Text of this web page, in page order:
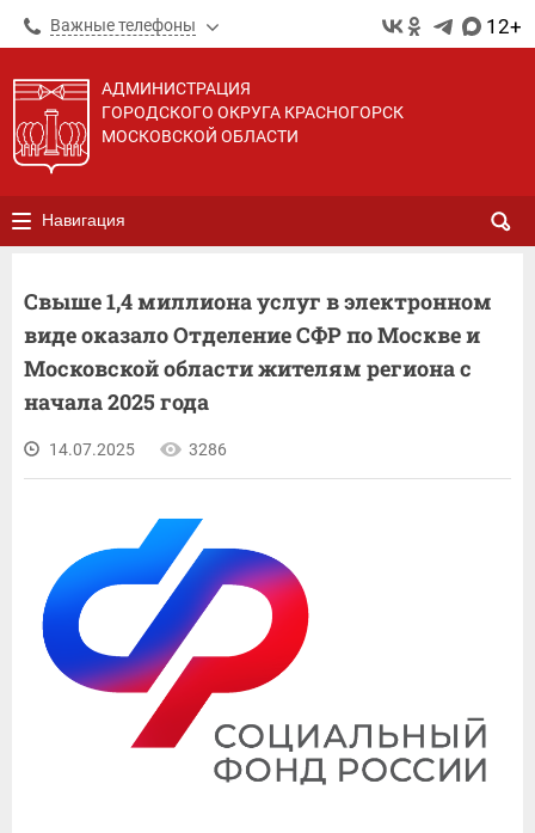
Важные телефоны 12+
АДМИНИСТРАЦИЯ
ГОРОДСКОГО ОКРУГА КРАСНОГОРСК
МОСКОВСКОЙ ОБЛАСТИ
Навигация
Свыше 1,4 миллиона услуг в электронном
виде оказало Отделение СФР по Москве и
Московской области жителям региона с
начала 2025 года
14.07.2025 3286